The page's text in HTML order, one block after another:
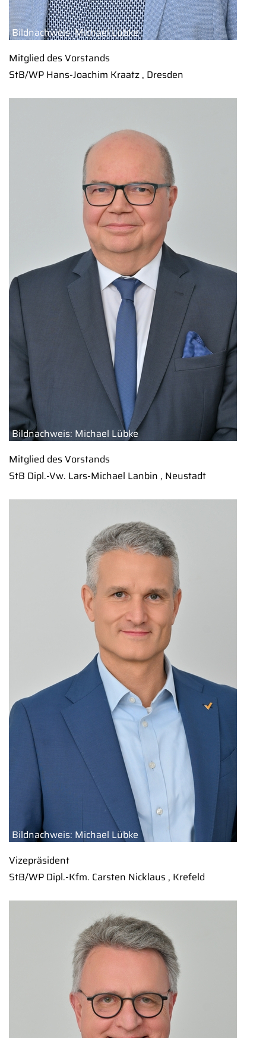
Bildnachweis: Michael Lübke
Mitglied des Vorstands
StB/WP Hans-Joachim Kraatz , Dresden
Bildnachweis: Michael Lübke
Mitglied des Vorstands
StB Dipl.-Vw. Lars-Michael Lanbin , Neustadt
Bildnachweis: Michael Lübke
Vizepräsident
StB/WP Dipl.-Kfm. Carsten Nicklaus , Krefeld